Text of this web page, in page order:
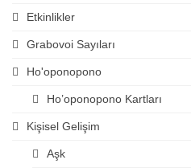
Etkinlikler
Grabovoi Sayıları
Ho'oponopono
Ho’oponopono Kartları
Kişisel Gelişim
Aşk